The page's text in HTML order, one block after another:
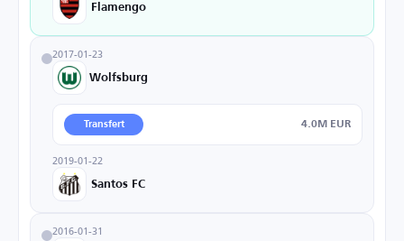
Flamengo
2017-01-23
Wolfsburg
Transfert 4.0M EUR
2019-01-22
Santos FC
2016-01-31